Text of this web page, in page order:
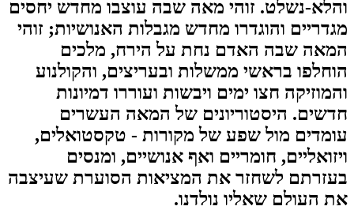
והלא-נשלט. זוהי מאה שבה עוצבו מחדש יחסים
מגדריים והוגדרו מחדש מגבלות האנושיות; זוהי
המאה שבה האדם נחת על הירח, מלכים
הוחלפו בראשי ממשלות ובעריצים, והקולנוע
והמוזיקה חצו ימים ויבשות ועוררו דמיונות
חדשים. היסטוריונים של המאה העשרים
עומדים מול שפע של מקורות - טקסטואלים,
ויזואליים, חומריים ואף אנושיים, ומנסים
בעזרתם לשחזר את המציאות הסוערת שעיצבה
את העולם שאליו נולדנו.